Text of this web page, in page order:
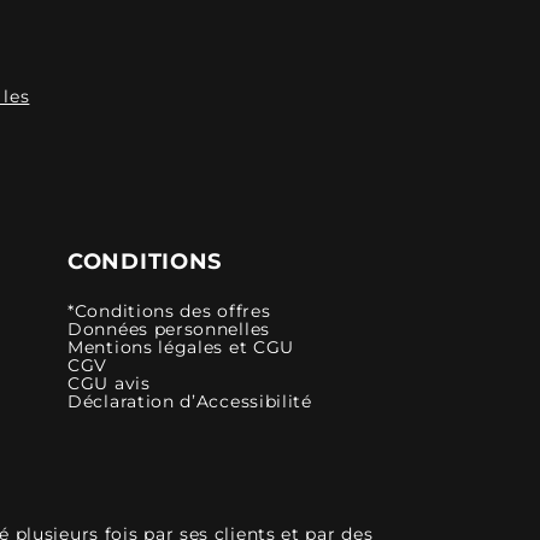
CONDITIONS
*Conditions des offres
Données personnelles
Mentions légales et CGU
CGV
CGU avis
Déclaration d’Accessibilité
plusieurs fois par ses clients et par des